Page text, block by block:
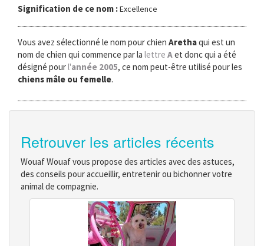
Signification de ce nom :Excellence
Vous avez sélectionné le nom pour chien Arethaqui est un
nom de chien qui commence par la lettre Aet donc qui a été
désigné pourl'année 2005, ce nom peut-être utilisé pour les
chiens mâle ou femelle.
Retrouver les articles récents
Wouaf Wouaf vous propose des articles avec des astuces,
des conseils pour accueillir, entretenir ou bichonner votre
animal de compagnie.